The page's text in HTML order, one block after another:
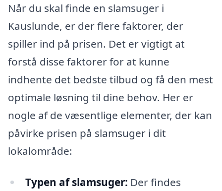
Når du skal finde en slamsuger i
Kauslunde, er der flere faktorer, der
spiller ind på prisen. Det er vigtigt at
forstå disse faktorer for at kunne
indhente det bedste tilbud og få den mest
optimale løsning til dine behov. Her er
nogle af de væsentlige elementer, der kan
påvirke prisen på slamsuger i dit
lokalområde:
Typen af slamsuger: Der findes